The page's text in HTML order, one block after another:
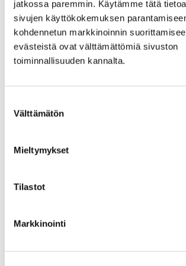
jatkossa paremmin. Käytämme tätä
sivujen käyttökokemuksen
kohdennetun markkinoinnin
evästeistä ovat välttämättömiä sivuston
toiminnallisuuden kannalta.
valinta
Välttämätön
Mieltymykset
Tilastot
Markkinointi
mukaisen
tukevan palvelun
varallisuusselvitys
Voit siirtyä sosiaalihuoltolain
olevasta linkistä.
Etusivu
Sosiaali- ja terveyspalveluiden